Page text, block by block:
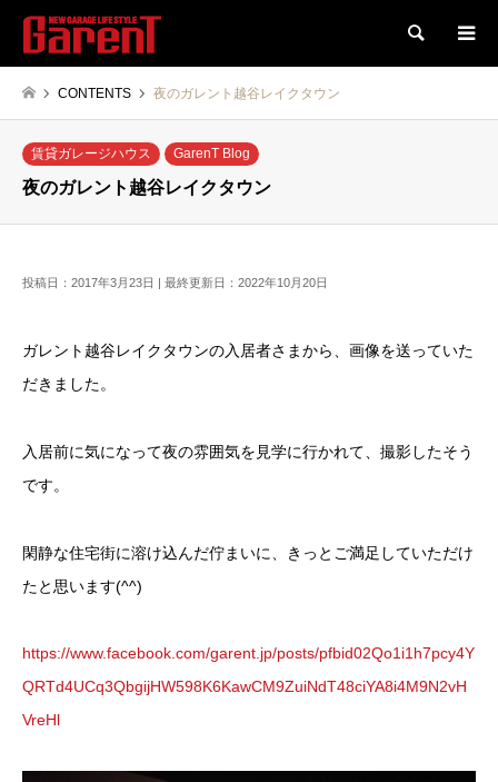
検索
CONTENTS 夜のガレント越谷レイクタウン
賃貸ガレージハウス GarenT Blog
夜のガレント越谷レイクタウン
投稿日：2017年3月23日 | 最終更新日：2022年10月20日
ガレント越谷レイクタウンの入居者さまから、画像を送っていた
だきました。
入居前に気になって夜の雰囲気を見学に行かれて、撮影したそう
です。
閑静な住宅街に溶け込んだ佇まいに、きっとご満足していただけ
たと思います(^^)
https://www.facebook.com/garent.jp/posts/pfbid02Qo1i1h7pcy4Y
QRTd4UCq3QbgijHW598K6KawCM9ZuiNdT48ciYA8i4M9N2vH
VreHl